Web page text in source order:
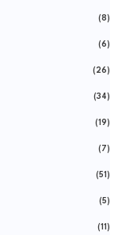
(8)
(6)
(26)
(34)
(19)
(7)
(51)
(5)
(11)